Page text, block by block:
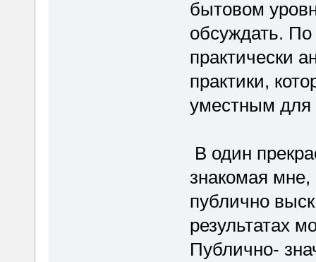
бытовом
обсуждать.
практически
практики,
уместным для
В один
знакомая
публично
результатах
Публично-